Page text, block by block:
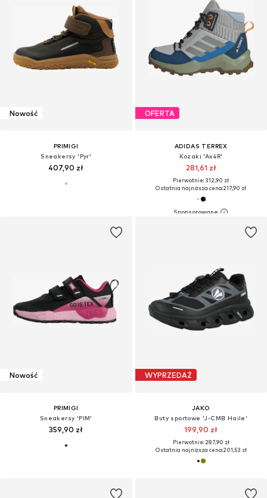
Nowość
PRIMIGI
Sneakersy 'Pyr'
407,90 zł
OFERTA
ADIDAS TERREX
Kozaki 'Ax4R'
281,61 zł
Pierwotnie: 312,90 zł
Ostatnia najniższa cena:217,90 zł
Nowość
PRIMIGI
Sneakersy 'PIM'
359,90 zł
WYPRZEDAŻ
JAKO
Buty sportowe 'J-CMB Haile'
199,90 zł
Pierwotnie: 287,90 zł
Ostatnia najniższa cena:201,53 zł